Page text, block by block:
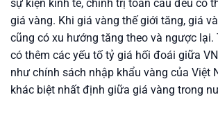
sự kiện kinh tế, chính trị toàn cầu đều có
giá vàng. Khi giá vàng thế giới tăng, giá
cũng có xu hướng tăng theo và ngược lại.
có thêm các yếu tố tỷ giá hối đoái giữa
như chính sách nhập khẩu vàng của Việt
khác biệt nhất định giữa giá vàng trong